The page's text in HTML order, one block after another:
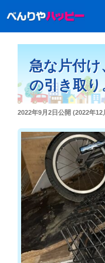
急な片付
の引き取り
投
日:
2022年9月2日公開 (2022年12